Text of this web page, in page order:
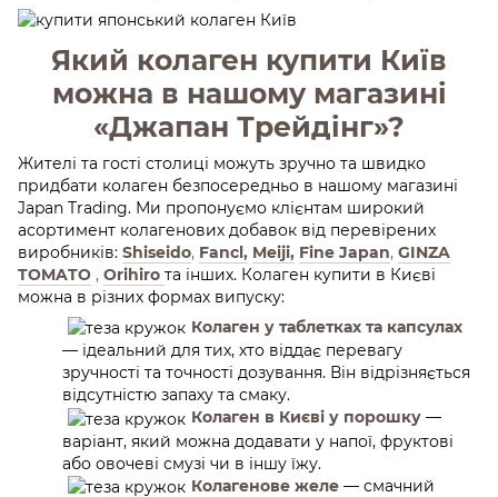
Який колаген купити Київ
можна в нашому магазині
«Джапан Трейдінг»?
Жителі та гості столиці можуть зручно та швидко
придбати колаген безпосередньо в нашому магазині
Japan Trading. Ми пропонуємо клієнтам широкий
асортимент колагенових добавок від перевірених
виробників: Shiseido, Fancl, Meiji, Fine Japan, GINZA
TOMATO , Orihiro та інших. Колаген купити в Києві
можна в різних формах випуску:
Колаген у таблетках та капсулах
— ідеальний для тих, хто віддає перевагу
зручності та точності дозування. Він відрізняється
відсутністю запаху та смаку.
Колаген в Києві у порошку —
варіант, який можна додавати у напої, фруктові
або овочеві смузі чи в іншу їжу.
Колагенове желе — смачний